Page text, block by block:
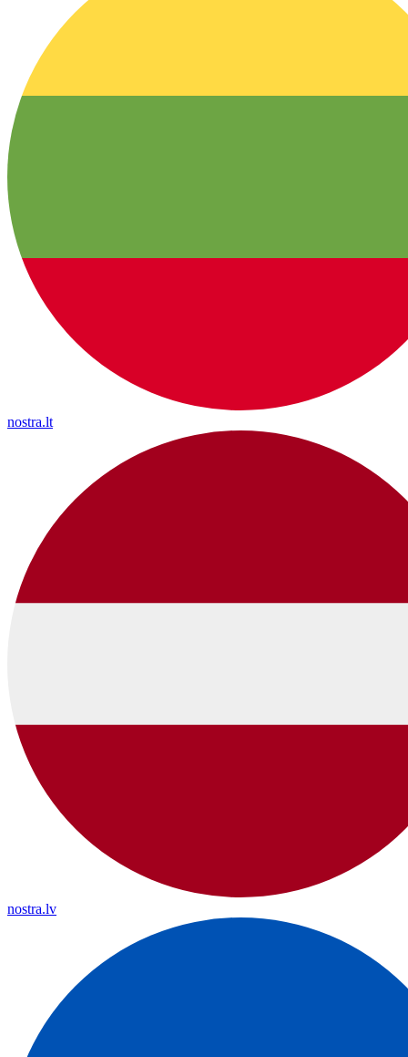
nostra.lt
nostra.lv